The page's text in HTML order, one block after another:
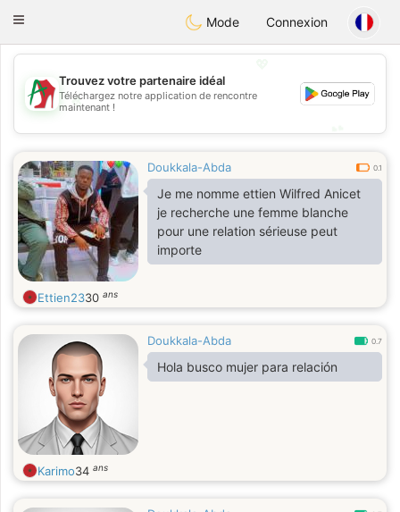
AmamiOra
Toggle
Mode Connexion
💖
💕
Trouvez votre partenaire idéal
Téléchargez notre application de rencontre
maintenant !
Doukkala-Abda 0.1
Je me nomme ettien Wilfred Anicet
je recherche une femme blanche
pour une relation sérieuse peut
importe
Ettien2330 ans
Doukkala-Abda 0.7
Hola busco mujer para relación
Karimo34 ans